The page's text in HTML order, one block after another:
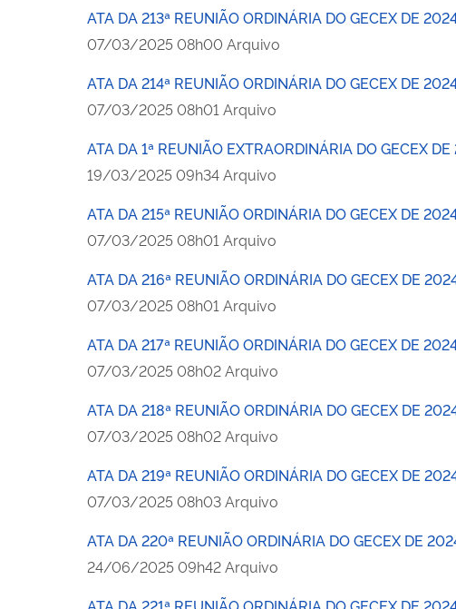
ATA DA 213ª REUNIÃO ORDINÁRIA DO GECEX DE
publicado
07/03/202508h00 Arquivo
ATA DA 214ª REUNIÃO ORDINÁRIA DO GECEX DE
publicado
07/03/202508h01 Arquivo
ATA DA 1ª REUNIÃO EXTRAORDINÁRIA DO GECEX
publicado
19/03/202509h34Arquivo
ATA DA 215ª REUNIÃO ORDINÁRIA DO GECEX DE
publicado
07/03/202508h01 Arquivo
ATA DA 216ª REUNIÃO ORDINÁRIA DO GECEX DE
publicado
07/03/202508h01 Arquivo
ATA DA 217ª REUNIÃO ORDINÁRIA DO GECEX DE
publicado
07/03/202508h02Arquivo
ATA DA 218ª REUNIÃO ORDINÁRIA DO GECEX DE
publicado
07/03/202508h02Arquivo
ATA DA 219ª REUNIÃO ORDINÁRIA DO GECEX DE
publicado
07/03/202508h03Arquivo
ATA DA 220ª REUNIÃO ORDINÁRIA DO GECEX DE
publicado
24/06/202509h42Arquivo